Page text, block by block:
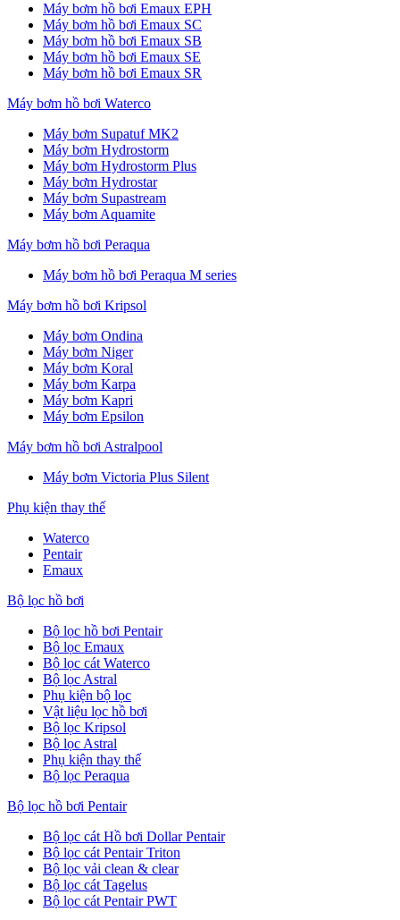
Máy bơm hồ bơi Emaux EPH
Máy bơm hồ bơi Emaux SC
Máy bơm hồ bơi Emaux SB
Máy bơm hồ bơi Emaux SE
Máy bơm hồ bơi Emaux SR
Máy bơm hồ bơi Waterco
Máy bơm Supatuf MK2
Máy bơm Hydrostorm
Máy bơm Hydrostorm Plus
Máy bơm Hydrostar
Máy bơm Supastream
Máy bơm Aquamite
Máy bơm hồ bơi Peraqua
Máy bơm hồ bơi Peraqua M series
Máy bơm hồ bơi Kripsol
Máy bơm Ondina
Máy bơm Niger
Máy bơm Koral
Máy bơm Karpa
Máy bơm Kapri
Máy bơm Epsilon
Máy bơm hồ bơi Astralpool
Máy bơm Victoria Plus Silent
Phụ kiện thay thế
Waterco
Pentair
Emaux
Bộ lọc hồ bơi
Bộ lọc hồ bơi Pentair
Bộ lọc Emaux
Bộ lọc cát Waterco
Bộ lọc Astral
Phụ kiện bộ lọc
Vật liệu lọc hồ bơi
Bộ lọc Kripsol
Bộ lọc Astral
Phụ kiện thay thế
Bộ lọc Peraqua
Bộ lọc hồ bơi Pentair
Bộ lọc cát Hồ bơi Dollar Pentair
Bộ lọc cát Pentair Triton
Bộ lọc vải clean & clear
Bộ lọc cát Tagelus
Bộ lọc cát Pentair PWT